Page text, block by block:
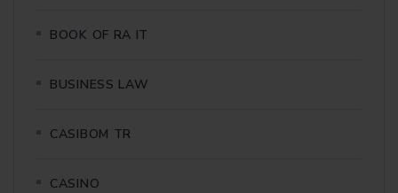
BOOK OF RA IT
BUSINESS LAW
CASIBOM TR
CASINO